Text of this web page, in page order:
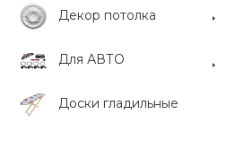
Декор потолка
Для АВТО
Доски гладильные